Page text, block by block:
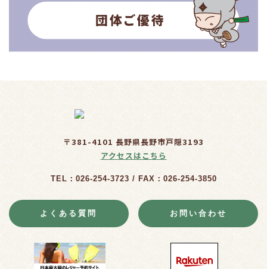
〒381-4101 長野県長野市戸隠3193
アクセスはこちら
TEL：026-254-3723 / FAX：026-254-3850
よくある質問 お問い合わせ